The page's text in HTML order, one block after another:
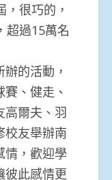
很巧的，
超過15萬名
的活動，
、健走、
高爾夫、羽
校友舉辦南
情，歡迎學
彼此感情更